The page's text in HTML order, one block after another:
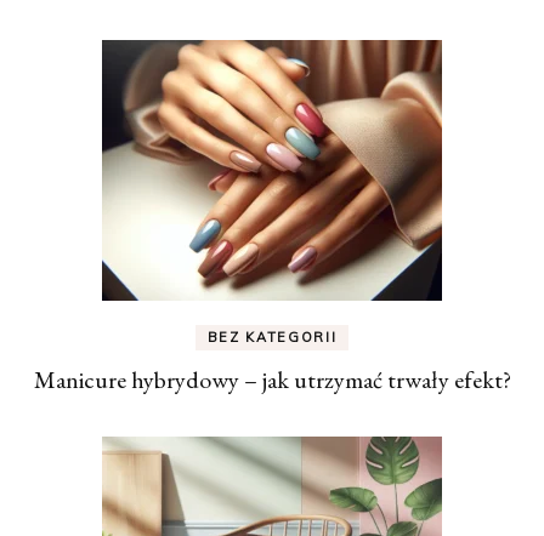
BEZ KATEGORII
Manicure hybrydowy – jak utrzymać trwały efekt?